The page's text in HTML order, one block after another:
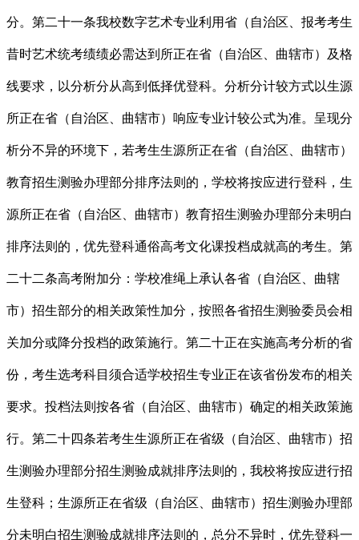
分。第二十一条我校数字艺术专业利用省（自治区、报考考生
昔时艺术统考绩绩必需达到所正在省（自治区、曲辖市）及格
线要求，以分析分从高到低择优登科。分析分计较方式以生源
所正在省（自治区、曲辖市）响应专业计较公式为准。呈现分
析分不异的环境下，若考生生源所正在省（自治区、曲辖市）
教育招生测验办理部分排序法则的，学校将按应进行登科，生
源所正在省（自治区、曲辖市）教育招生测验办理部分未明白
排序法则的，优先登科通俗高考文化课投档成就高的考生。第
二十二条高考附加分：学校准绳上承认各省（自治区、曲辖
市）招生部分的相关政策性加分，按照各省招生测验委员会相
关加分或降分投档的政策施行。第二十正在实施高考分析的省
份，考生选考科目须合适学校招生专业正在该省份发布的相关
要求。投档法则按各省（自治区、曲辖市）确定的相关政策施
行。第二十四条若考生生源所正在省级（自治区、曲辖市）招
生测验办理部分招生测验成就排序法则的，我校将按应进行招
生登科；生源所正在省级（自治区、曲辖市）招生测验办理部
分未明白招生测验成就排序法则的，总分不异时，优先登科一